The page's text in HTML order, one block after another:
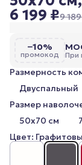
6 199 ₽9
−10%
промокод При
Размерность
Двуспальный
Размер
50x70 см
Цвет: